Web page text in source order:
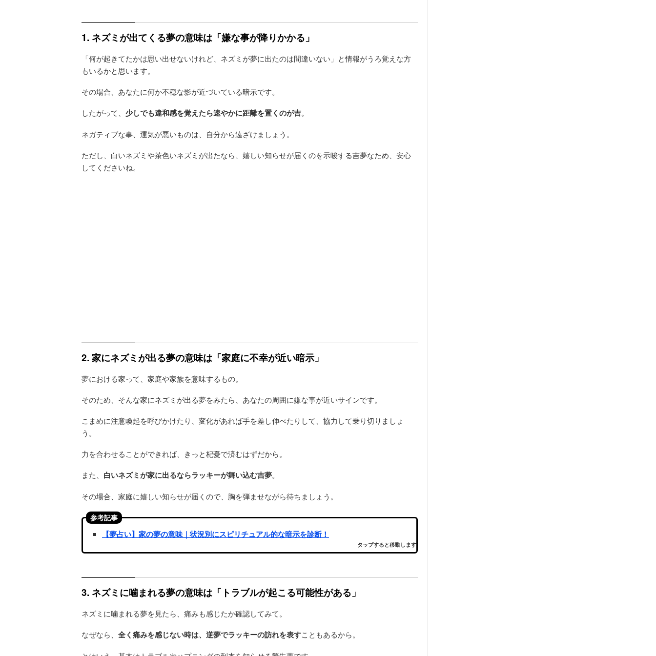
1. ネズミが出てくる夢の意味は「嫌な事が降りかかる」
「何が起きてたかは思い出せないけれど、ネズミが夢に出たのは間違いない」と情報がうろ覚えな方
もいるかと思います。
その場合、あなたに何か不穏な影が近づいている暗示です。
したがって、 少しでも違和感を覚えたら速やかに距離を置くのが吉。
ネガティブな事、運気が悪いものは、自分から遠ざけましょう。
ただし、白いネズミや茶色いネズミが出たなら、嬉しい知らせが届くのを示唆する吉夢なため、安心
してくださいね。
2. 家にネズミが出る夢の意味は「家庭に不幸が近い暗示」
夢における家って、家庭や家族を意味するもの。
そのため、そんな家にネズミが出る夢をみたら、あなたの周囲に嫌な事が近いサインです。
こまめに注意喚起を呼びかけたり、変化があれば手を差し伸べたりして、協力して乗り切りましょ
う。
力を合わせることができれば、きっと杞憂で済むはずだから。
また、 白いネズミが家に出るならラッキーが舞い込む吉夢。
その場合、家庭に嬉しい知らせが届くので、胸を弾ませながら待ちましょう。
参考記事
【夢占い】家の夢の意味｜状況別にスピリチュアル的な暗示を診断！
タップすると移動します
3. ネズミに噛まれる夢の意味は「トラブルが起こる可能性がある」
ネズミに噛まれる夢を見たら、痛みも感じたか確認してみて。
なぜなら、 全く痛みを感じない時は、逆夢でラッキーの訪れを表すこともあるから。